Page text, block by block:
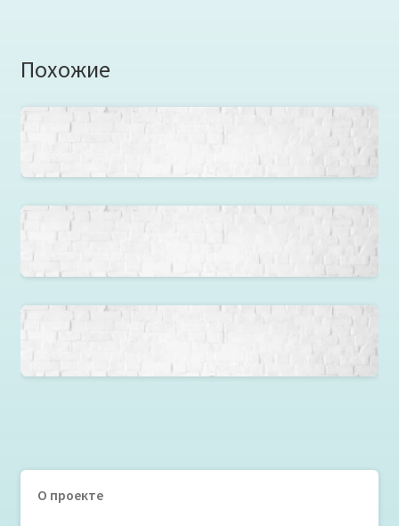
Похожие
Кресло «Футбольный мяч» полностью черный
Кресло «Футбольный мяч» бело-коричневый
Кресло груша Автомобили
О проекте